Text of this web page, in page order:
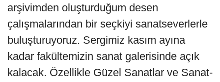
arşivimden oluşturduğum desen
çalışmalarından bir seçkiyi sanatseverlerle
buluşturuyoruz. Sergimiz kasım ayına
kadar fakültemizin sanat galerisinde açık
kalacak. Özellikle Güzel Sanatlar ve Sanat-